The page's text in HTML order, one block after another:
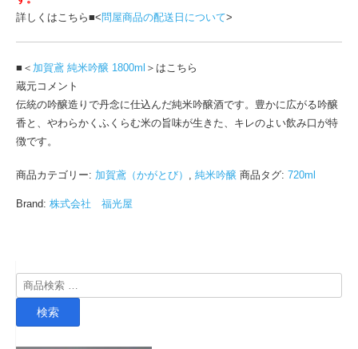
詳しくはこちら■<問屋商品の配送日について>
■＜ 加賀鳶 純米吟醸 1800ml ＞はこちら
蔵元コメント
伝統の吟醸造りで丹念に仕込んだ純米吟醸酒です。豊かに広がる吟醸
香と、やわらかくふくらむ米の旨味が生きた、キレのよい飲み口が特
徴です。
商品カテゴリー: 加賀鳶（かがとび） , 純米吟醸 商品タグ: 720ml
Brand: 株式会社 福光屋
検
索
検索